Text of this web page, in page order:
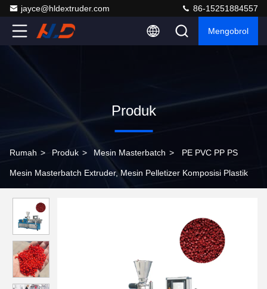
jayce@hldextruder.com 86-15251884557
Mengobrol
Produk
Rumah > Produk > Mesin Masterbatch > PE PVC PP PS
Mesin Masterbatch Extruder, Mesin Pelletizer Komposisi Plastik